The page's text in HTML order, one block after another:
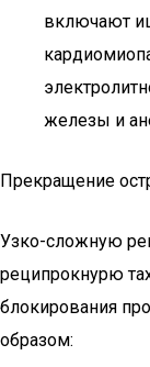
включают
железы и
Прекращение
Узко-сложную
реципрокнурю
блокирования
образом: